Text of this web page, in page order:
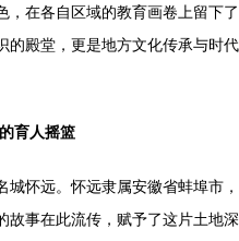
，在各自区域的教育画卷上留下了
的殿堂，更是地方文化传承与时代
育人摇篮
怀远。怀远隶属安徽省蚌埠市，
故事在此流传，赋予了这片土地深